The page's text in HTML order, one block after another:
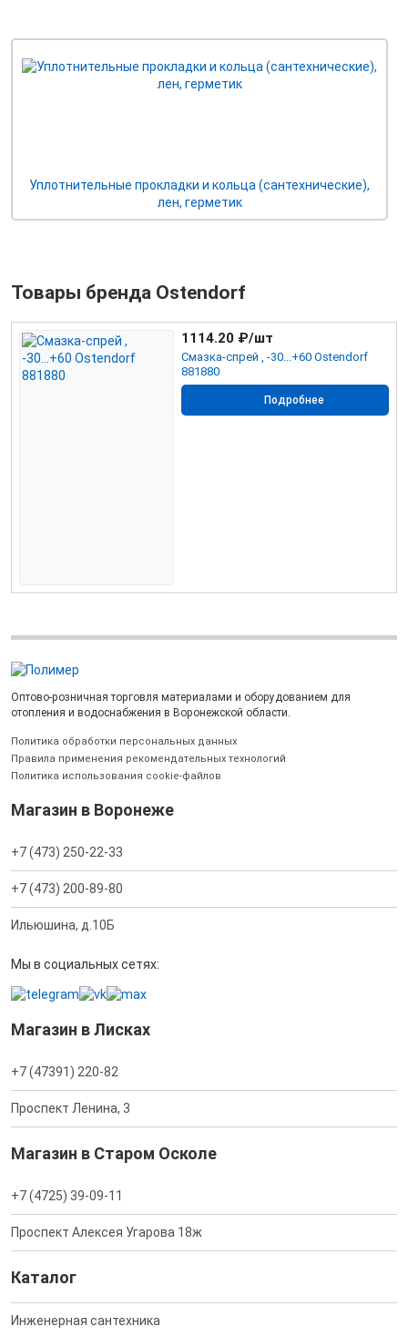
Уплотнительные прокладки и кольца (сантехнические),
лен, герметик
Товары бренда Ostendorf
Смазка-спрей , -30...+60 Ostendorf
881880
1114.20 ₽/шт
Подробнее
Оптово-розничная торговля материалами и оборудованием для
отопления и водоснабжения в Воронежской области.
Политика обработки персональных данных
Правила применения рекомендательных технологий
Политика использования cookie-файлов
Магазин в Воронеже
+7 (473) 250-22-33
+7 (473) 200-89-80
Ильюшина, д.10Б
Мы в социальных сетях:
Магазин в Лисках
+7 (47391) 220-82
Проспект Ленина, 3
Магазин в Старом Осколе
+7 (4725) 39-09-11
Проспект Алексея Угарова 18ж
Каталог
Инженерная сантехника